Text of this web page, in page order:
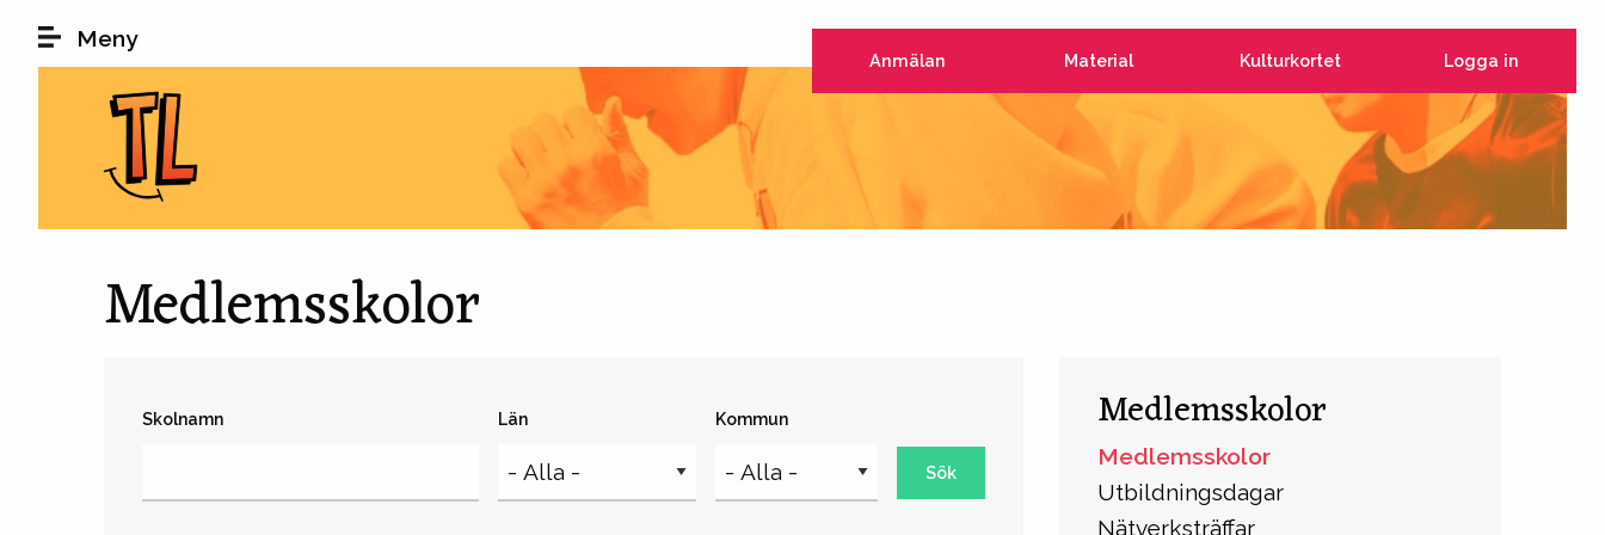
Meny
Anmälan Material Kulturkortet Logga in
Medlemsskolor
Skolnamn Län Kommun Medlemsskolor
Medlemsskolor
Utbildningsdagar
Nätverksträffar